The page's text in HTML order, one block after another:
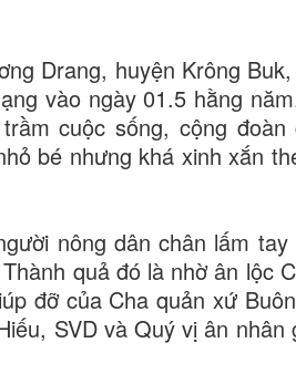
Drang, huyện Krông
vào ngày 01.5 hằng
cuộc sống, cộng đoàn
bé nhưng khá xinh xắn
nông dân chân lấm
quả đó là nhờ ân lộc
đỡ của Cha quản xứ
SVD và Quý vị ân nhân